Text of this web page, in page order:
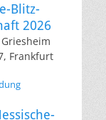
Blitz-
2026
Frankfurt